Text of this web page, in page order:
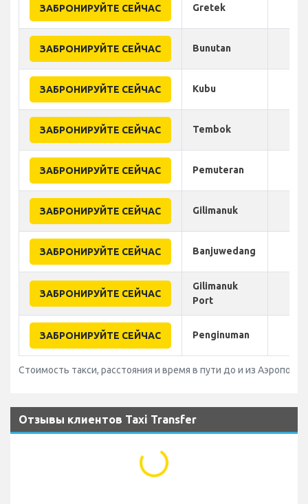
ЗАБРОНИРУЙТЕ СЕЙЧАС Gretek
ЗАБРОНИРУЙТЕ СЕЙЧАС Bunutan
ЗАБРОНИРУЙТЕ СЕЙЧАС Kubu
ЗАБРОНИРУЙТЕ СЕЙЧАС Tembok
ЗАБРОНИРУЙТЕ СЕЙЧАС Pemuteran
ЗАБРОНИРУЙТЕ СЕЙЧАС Gilimanuk
ЗАБРОНИРУЙТЕ СЕЙЧАС Banjuwedang
ЗАБРОНИРУЙТЕ СЕЙЧАС
Gilimanuk
Port
ЗАБРОНИРУЙТЕ СЕЙЧАС Penginuman
Стоимость такси, расстояния и время в пути до и из Аэропорт
Отзывы клиентов Taxi Transfer